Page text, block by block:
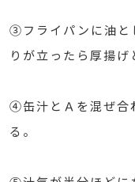
③フライパンに油と
りが立ったら厚揚
④缶汁とＡを混ぜ合
る。